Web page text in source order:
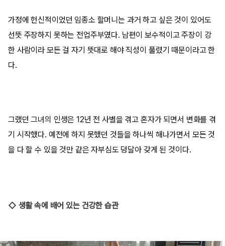
가정에 헌신적이었던 임종소 할머니는 과거 하고 싶은 것이 있어도
선뜻 주장하지 못하는 전업주부였다. 남편이 보수적이고 주장이 강
한 사람이라 모든 걸 자기 뜻대로 해야 직성이 풀렸기 때문이라고 한
다.
그랬던 그녀의 인생은 12년 전 사별을 겪고 혼자가 되면서 변화를 겪
기 시작했다. 예전에 하지 못했던 것들을 하나씩 해나가면서 모든 것
을 다 할 수 있을 것만 같은 자부심도 덩달아 갖게 된 것이다.
◇ 생활 속에 배어 있는 건강한 습관